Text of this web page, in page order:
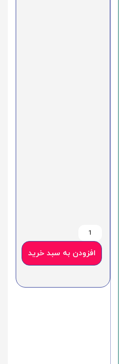
افزودن به سبد خرید